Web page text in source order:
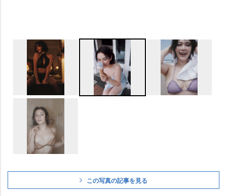
この写真の記事を見る